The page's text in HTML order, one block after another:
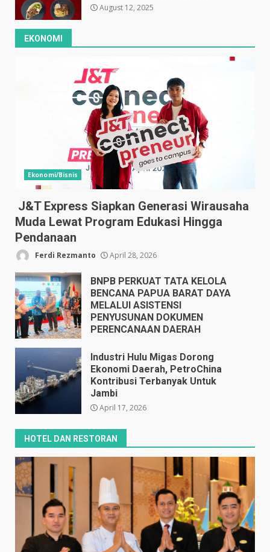
August 12, 2025
EKONOMI
Ekonomi/Bisnis
J&T Express Siapkan Generasi Wirausaha
Muda Lewat Program Edukasi Hingga
Pendanaan
Ferdi Rezmanto April 28, 2026
BNPB PERKUAT TATA KELOLA
BENCANA PAPUA BARAT DAYA
MELALUI ASISTENSI
PENYUSUNAN DOKUMEN
PERENCANAAN DAERAH
Industri Hulu Migas Dorong
Ekonomi Daerah, PetroChina
Kontribusi Terbanyak Untuk
Jambi
April 17, 2026
HOTEL DAN RESTORAN